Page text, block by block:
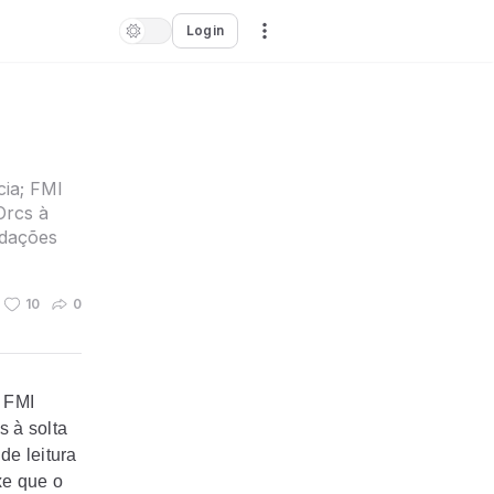
Login
FMI
à
10 0
à solta
leitura
que o